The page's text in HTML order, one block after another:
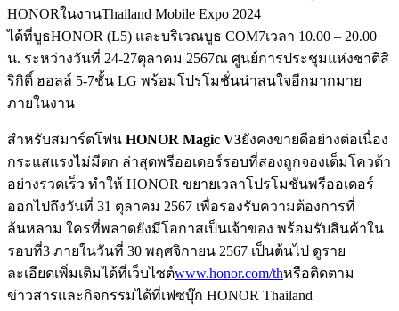
HONORในงานThailand Mobile Expo 2024
ได้ที่บูธHONOR (L5) และบริเวณบูธ COM7เวลา 10.00 – 20.00
น. ระหว่างวันที่ 24-27ตุลาคม 2567ณ ศูนย์การประชุมแห่งชาติสิ
ริกิติ์ ฮอลล์ 5-7ชั้น LG พร้อมโปรโมชั่นน่าสนใจอีกมากมาย
ภายในงาน
สำหรับสมาร์ตโฟน HONOR Magic V3ยังคงขายดีอย่างต่อเนื่อง
กระแสแรงไม่มีตก ล่าสุดพรีออเดอร์รอบที่สองถูกจองเต็มโควต้า
อย่างรวดเร็ว ทำให้ HONOR ขยายเวลาโปรโมชันพรีออเดอร์
ออกไปถึงวันที่ 31 ตุลาคม 2567 เพื่อรองรับความต้องการที่
ล้นหลาม ใครที่พลาดยังมีโอกาสเป็นเจ้าของ พร้อมรับสินค้าใน
รอบที่3 ภายในวันที่ 30 พฤศจิกายน 2567 เป็นต้นไป ดูราย
ละเอียดเพิ่มเติมได้ที่เว็บไซต์www.honor.com/thหรือติดตาม
ข่าวสารและกิจกรรมได้ที่เฟซบุ๊ก HONOR Thailand